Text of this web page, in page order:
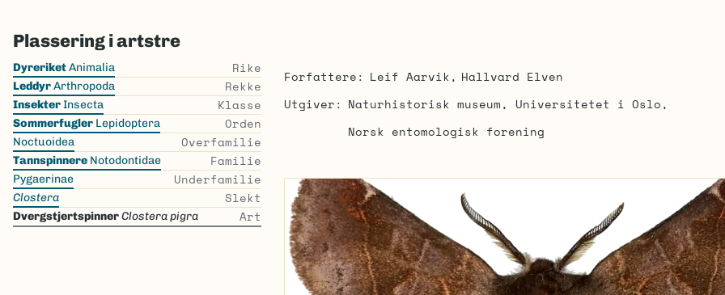
Plassering i artstre
Skip
the
list
DyreriketAnimalia Rike
LeddyrArthropoda Rekke
InsekterInsecta Klasse
Sommerfugler Lepidoptera Orden
Noctuoidea Overfamilie
Tannspinnere Notodontidae Familie
Pygaerinae Underfamilie
Clostera Slekt
DvergstjertspinnerClostera pigra Art
Forfattere Leif Aarvik
Hallvard Elven
Utgiver
Naturhistorisk museum, Universitetet i Oslo
Norsk entomologisk forening